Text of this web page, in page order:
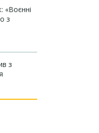
«Воєнні
з
з